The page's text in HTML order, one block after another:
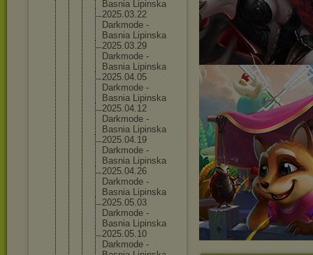
Basnia Lipinska
2025.03.22
Darkmode -
Basnia Lipinska
2025.03.29
Darkmode -
Basnia Lipinska
2025.04.05
Darkmode -
Basnia Lipinska
2025.04.12
Darkmode -
Basnia Lipinska
2025.04.19
Darkmode -
Basnia Lipinska
2025.04.26
Darkmode -
Basnia Lipinska
2025.05.03
Darkmode -
Basnia Lipinska
2025.05.10
Darkmode -